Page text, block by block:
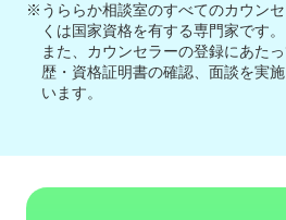
※うららか相談室のすべてのカウン
くは国家資格を有する専門家です。
また、カウンセラーの登録にあた
歴・資格証明書の確認、面談を実
います。